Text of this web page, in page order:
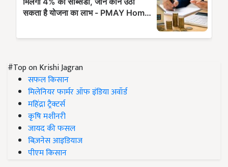
#Top on Krishi Jagran
सफल किसान
मिलेनियर फार्मर ऑफ इंडिया अवॉर्ड
महिंद्रा ट्रैक्टर्स
कृषि मशीनरी
जायद की फसल
बिज़नेस आइडियाज
पीएम किसान